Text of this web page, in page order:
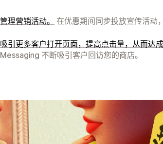
管理营销活动。 在优惠期间同步投放宣传活动
吸引更多客户打开页面，提高点击量，从而达成
Messaging 不断吸引客户回访您的商店。